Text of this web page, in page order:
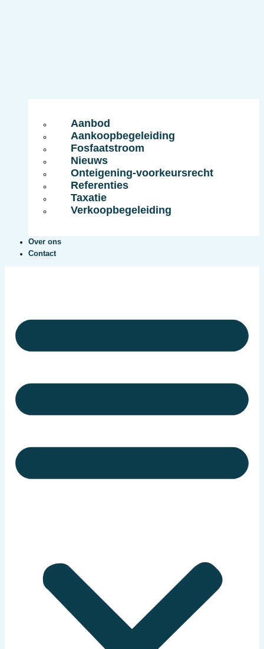
Aanbod
Aankoopbegeleiding
Fosfaatstroom
Nieuws
Onteigening-voorkeursrecht
Referenties
Taxatie
Verkoopbegeleiding
Over ons
Contact